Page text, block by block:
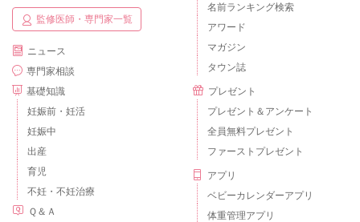
監修医師・専門家一覧
ニュース
専門家相談
基礎知識
妊娠前・妊活
妊娠中
出産
育児
不妊・不妊治療
Ｑ＆Ａ
名前ランキング検索
アワード
マガジン
タウン誌
プレゼント
プレゼント＆アンケート
全員無料プレゼント
ファーストプレゼント
アプリ
ベビーカレンダーアプリ
体重管理アプリ